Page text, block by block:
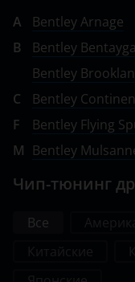
A
Bentley Arnage
B
Bentley Bentayga
Bentley
C
Bentley
F
Bentley Flying
M Bentley
Чип-тюнинг
Все